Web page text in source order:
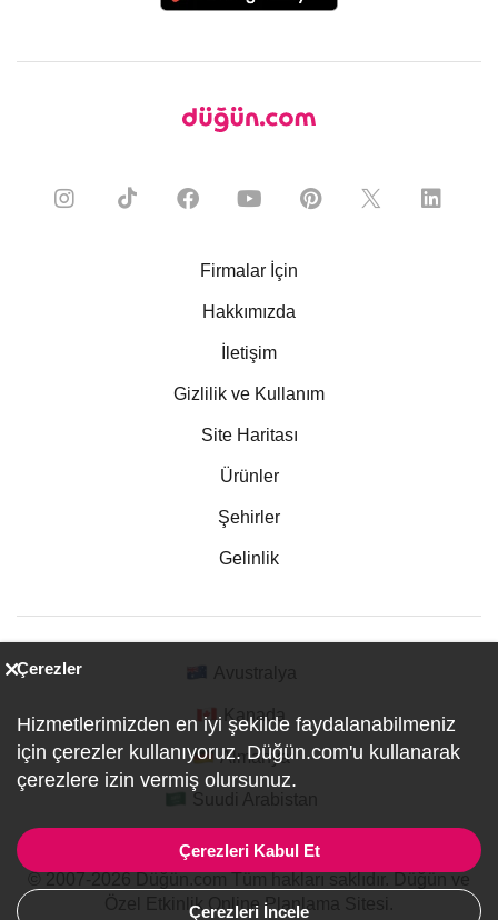
Firmalar İçin
Hakkımızda
İletişim
Gizlilik ve Kullanım
Site Haritası
Ürünler
Şehirler
Gelinlik
Kanada
Almanya
Özel Etkinlik Online Planlama Sitesi.
Çerezler
Hizmetlerimizden en iyi şekilde faydalanabilmeniz
için çerezler kullanıyoruz. Düğün.com'u kullanarak
çerezlere izin vermiş olursunuz.
Çerezleri Kabul Et
Çerezleri İncele